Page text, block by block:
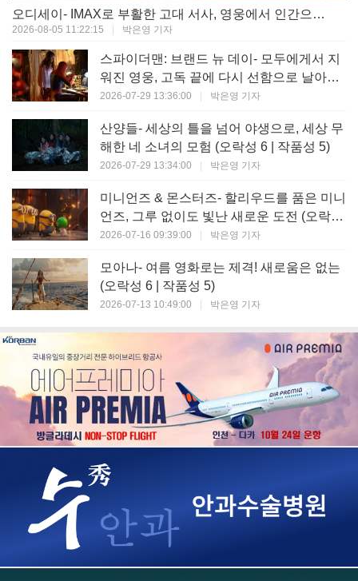
오디세이- IMAX로 부활한 고대 서사, 영웅에서 인간으로의 귀환 (오락성 9 | 작품성 9)
2026-08-05 11:22:15 박은영 기자
스파이더맨: 브랜드 뉴 데이- 모두에게서 지
워진 영웅, 고독 끝에 다시 선함으로 날아오
르다 (오락성 8 | 작품성 8)
2026-07-29 13:36:00 박은영 기자
산양들- 세상의 틀을 넘어 야생으로, 세상 무
해한 네 소녀의 모험 (오락성 6 | 작품성 5)
2026-07-29 13:34:00 박은영 기자
미니언즈 & 몬스터즈- 할리우드를 품은 미니
언즈, 그루 없이도 빛난 새로운 도전 (오락성
7 | 작품성 6)
2026-07-16 09:39:00 박은영 기자
모아나- 여름 영화로는 제격! 새로움은 없는
(오락성 6 | 작품성 5)
2026-07-13 10:49:00 박은영 기자